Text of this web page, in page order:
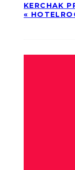
KERCHAK
«